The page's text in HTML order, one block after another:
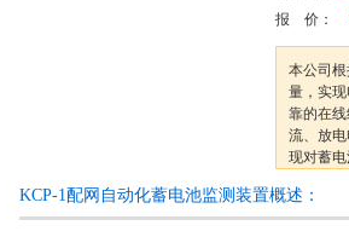
报 价：
本公司
量，实
靠的在
流、放
现对蓄
趋势分析
蓄电池
KCP-1配网自动化蓄电池监测装置概述：